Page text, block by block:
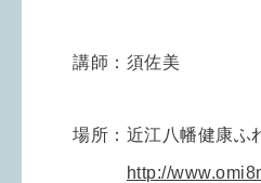
講師：須佐美
場所：近江八幡健康ふ
http://